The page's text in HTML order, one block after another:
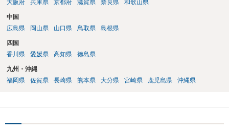
大阪府
兵庫県 京都府 滋賀県 奈良県 和歌山県
中国
広島県
岡山県 山口県 鳥取県 島根県
四国
香川県
愛媛県 高知県 徳島県
九州・沖縄
福岡県
佐賀県 長崎県 熊本県 大分県 宮崎県 鹿児島県 沖縄県